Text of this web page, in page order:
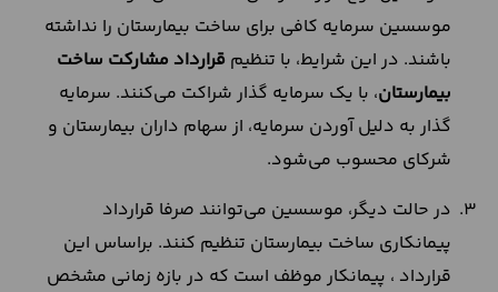
موسسین سرمایه کافی برای ساخت بیمارستان را نداشته
باشند. در این شرایط، با تنظیم قرارداد مشارکت ساخت
بیمارستان، با یک سرمایه گذار شراکت می‌کنند. سرمایه
گذار به دلیل آوردن سرمایه، از سهام داران بیمارستان و
شرکای محسوب می‌شود.
در حالت دیگر، موسسین می‌توانند صرفا قرارداد
پیمانکاری ساخت بیمارستان تنظیم کنند. براساس این
قرارداد ، پیمانکار موظف است که در بازه زمانی مشخص